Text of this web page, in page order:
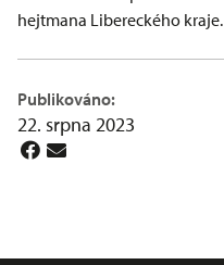
hejtmana Libereckého kraje.
Publikováno:
22. srpna 2023